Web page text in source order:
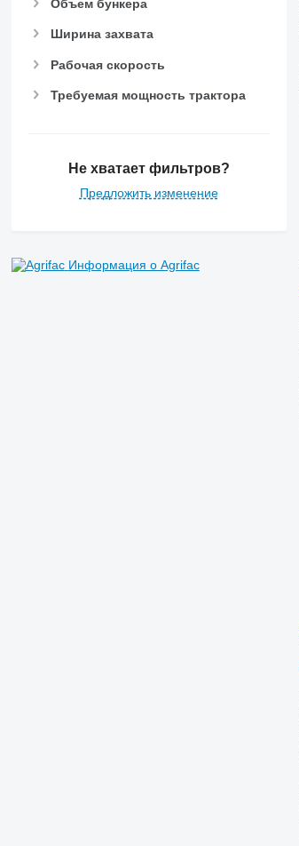
Объем бункера
Ширина захвата
Рабочая скорость
Требуемая мощность трактора
Не хватает фильтров?
Предложить изменение
Информация о Agrifac